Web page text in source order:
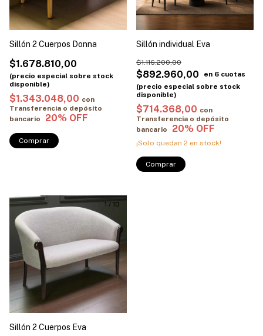
Sillón 2 Cuerpos Donna
$1.678.810,00
$1.343.048,00 con
Transferencia o depósito
bancario
Comprar
Sillón individual Eva
$892.960,00
$1.116.200,00
$714.368,00 con
Transferencia o depósito
bancario
¡Solo quedan 2 en stock!
Comprar
1 / 10
Sillón 2 Cuerpos Eva